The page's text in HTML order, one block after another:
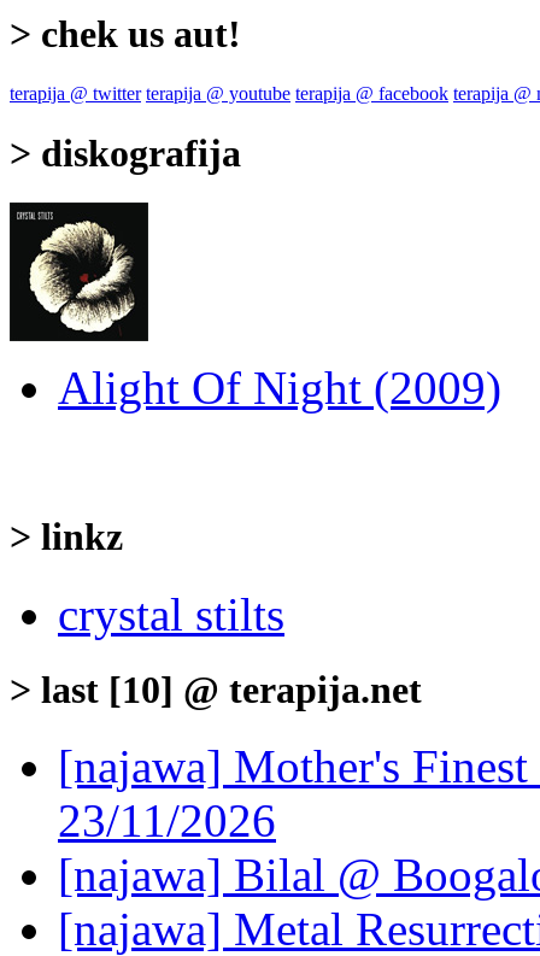
> chek us aut!
terapija @ twitter terapija @ youtube terapija @ facebook terapija @
> diskografija
Alight Of Night (2009)
> linkz
crystal stilts
> last [10] @ terapija.net
[najawa] Mother's
23/11/2026
[najawa] Bilal @
[najawa] Metal